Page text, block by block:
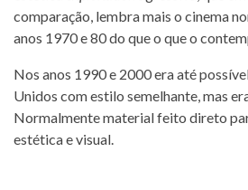
comparação, lembra mais o cinema
anos 1970 e 80 do que o que o
Nos anos 1990 e 2000 era até
Unidos com estilo semelhante, mas
Normalmente material feito direto
estética e visual.